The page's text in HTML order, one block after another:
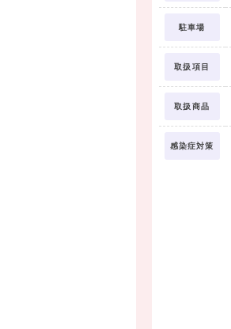
駐車場
取扱項目
取扱商品
感染症対策